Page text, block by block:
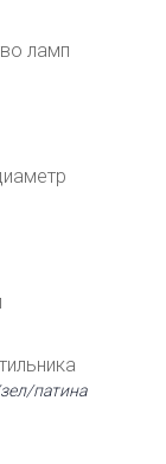
ламп
патина